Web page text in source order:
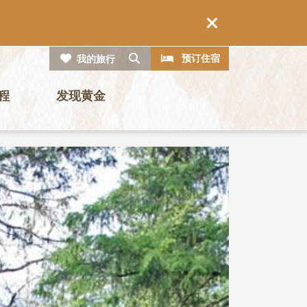
我的旅行 搜索CTA预订住宿
发现黄金
图片